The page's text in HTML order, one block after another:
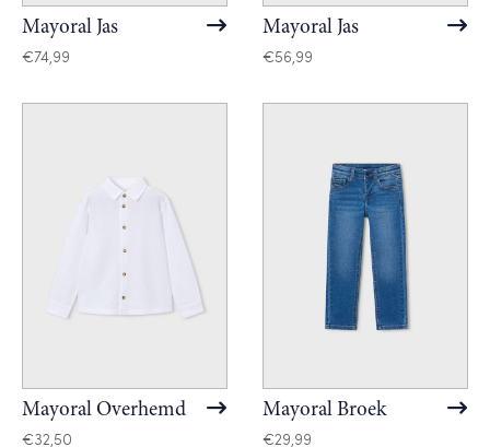
Mayoral Jas
€74,99
Mayoral Jas
€56,99
Mayoral Overhemd
€32,50
Mayoral Broek
€29,99